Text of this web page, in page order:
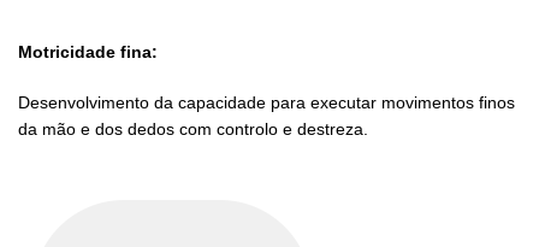
Motricidade fina:
Desenvolvimento da capacidade para executar movimentos finos
da mão e dos dedos com controlo e destreza.